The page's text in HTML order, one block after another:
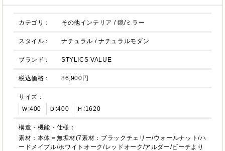
カテゴリ： その他インテリア /鏡/ミラー
スタイル： ナチュラル /ナチュラルモダン
ブランド： STYLICS VALUE
税込価格： 86,900円
サイズ：
Ｗ:400
Ｄ:400 Ｈ:1620
構造・機能・仕様：
素材：本体＝無垢材(7素材：ブラックチェリー/ウォールナット/ハ
ードメイプル/ホワイトオーク/レッドオーク/アルダー/ビーチより